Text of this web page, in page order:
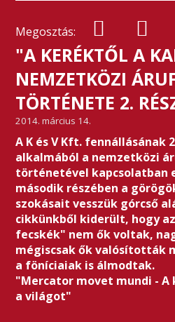
Megosztás:
"A KERÉKTŐL A
NEMZETKÖZI
TÖRTÉNETE 2.
2014. március 14.
A K és V Kft. fennállásának
alkalmából a nemzetközi
történetével
második részében a
szokásait vesszük górcső
cikkünkből kiderült, hogy
fecskék" nem ők voltak,
mégiscsak ők valósították
a föníciaiak is álmodtak.
"Mercator movet mundi -
a világot"